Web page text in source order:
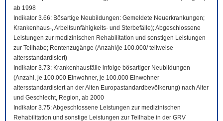
ab 1998
Indikator 3.66: Bösartige Neubildungen: Gemeldete Neuerkrankungen;
Krankenhaus-, Arbeitsunfähigkeits- und Sterbefälle); Abgeschlossene
Leistungen zur medizinischen Rehabilitation und sonstigen Leistungen
zur Teilhabe; Rentenzugänge (Anzahl/je 100.000/ teilweise
altersstandardisiert)
Indikator 3.73: Krankenhausfälle infolge bösartiger Neubildungen
(Anzahl, je 100.000 Einwohner, je 100.000 Einwohner
altersstandardisiert an der Alten Europastandardbevölkerung) nach Alter
und Geschlecht, Region, ab 2000
Indikator 3.75: Abgeschlossene Leistungen zur medizinischen
Rehabilitation und sonstige Leistungen zur Teilhabe in der GRV